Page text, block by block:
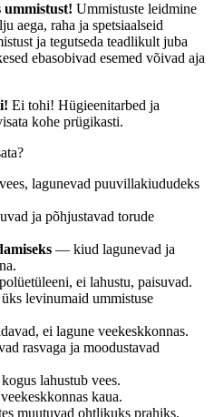
ummistust! Ummistuste leidmine
aega, raha ja spetsiaalseid
ja tegutseda teadlikult juba
ebasobivad esemed võivad aja
Ei tohi! Hügieenitarbed ja
kohe prügikasti.
lagunevad puuvillakiududeks
ja põhjustavad torude
— kiud lagunevad ja
ei lahustu, paisuvad.
levinumaid ummistuse
ei lagune veekeskkonnas.
rasvaga ja moodustavad
lahustub vees.
kaua.
muutuvad ohtlikuks prahiks.